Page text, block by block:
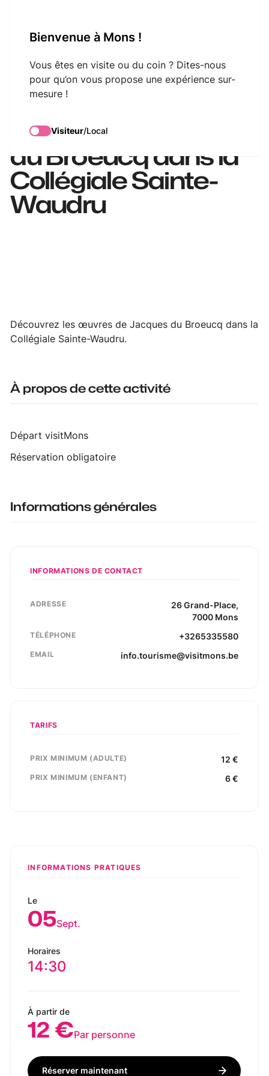
Bienvenue à Mons !
Vous êtes en visite ou du coin ? Dites-nous
pour qu’on vous propose une expérience sur-
mesure !
Visiteur/Local
Visite guidée : Les
oeuvres de Jacques
du Broeucq dans la
Collégiale Sainte-
Waudru
Découvrez les œuvres de Jacques du Broeucq dans la
Collégiale Sainte-Waudru.
À propos de cette activité
Départ visitMons
Réservation obligatoire
Informations générales
INFORMATIONS DE CONTACT
ADRESSE 26 Grand-Place,
7000 Mons
TÉLÉPHONE +3265335580
EMAIL info.tourisme@visitmons.be
TARIFS
PRIX MINIMUM (ADULTE) 12 €
PRIX MINIMUM (ENFANT) 6€
INFORMATIONS PRATIQUES
Le
05Sept.
Horaires
14:30
À partir de
12 €Par personne
Réserver maintenant